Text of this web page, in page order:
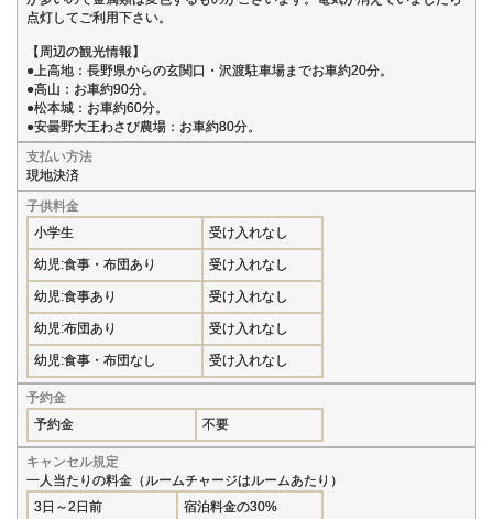
点灯してご利用下さい。
【周辺の観光情報】
●上高地：長野県からの玄関口・沢渡駐車場までお車約20分。
●高山：お車約90分。
●松本城：お車約60分。
●安曇野大王わさび農場：お車約80分。
支払い方法
現地決済
子供料金
小学生
受け入れなし
幼児:食事・布団あり 受け入れなし
幼児:食事あり 受け入れなし
幼児:布団あり 受け入れなし
幼児:食事・布団なし 受け入れなし
予約金
予約金
不要
キャンセル規定
一人当たりの料金（ルームチャージはルームあたり）
3日～2日前
宿泊料金の30%